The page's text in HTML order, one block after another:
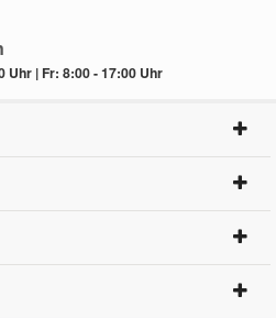
Uhr | Fr: 8:00 - 17:00 Uhr